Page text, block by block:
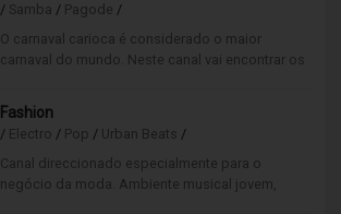
/ Samba / Pagode /
O carnaval carioca é considerado o maior
carnaval do mundo. Neste canal vai encontrar os
bandas de rua.
Fashion
/ Electro / Pop / Urban Beats /
Canal direccionado especialmente para o
negócio da moda. Ambiente musical jovem,